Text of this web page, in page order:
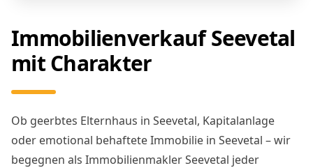
Immobilienverkauf Seevetal
mit Charakter
Ob geerbtes Elternhaus in Seevetal, Kapitalanlage
oder emotional behaftete Immobilie in Seevetal – wir
begegnen als Immobilienmakler Seevetal jeder